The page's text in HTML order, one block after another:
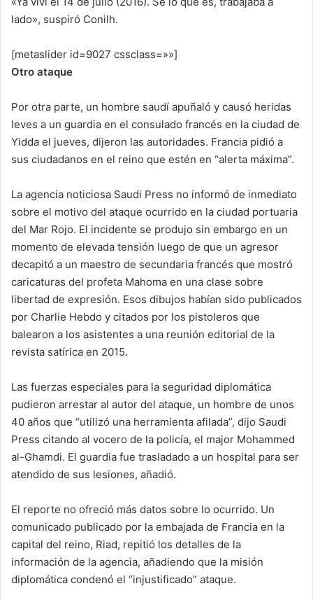
lado», suspiró Conilh.
[metaslider id=9027 cssclass=»»]
Otro ataque
Por otra parte, un hombre saudí apuñaló y causó heridas
leves a un guardia en el consulado francés en la ciudad de
Yidda el jueves, dijeron las autoridades. Francia pidió a
sus ciudadanos en el reino que estén en “alerta máxima”.
La agencia noticiosa Saudi Press no informó de inmediato
sobre el motivo del ataque ocurrido en la ciudad portuaria
del Mar Rojo. El incidente se produjo sin embargo en un
momento de elevada tensión luego de que un agresor
decapitó a un maestro de secundaria francés que mostró
caricaturas del profeta Mahoma en una clase sobre
libertad de expresión. Esos dibujos habían sido publicados
por Charlie Hebdo y citados por los pistoleros que
balearon a los asistentes a una reunión editorial de la
revista satírica en 2015.
Las fuerzas especiales para la seguridad diplomática
pudieron arrestar al autor del ataque, un hombre de unos
40 años que “utilizó una herramienta afilada”, dijo Saudi
Press citando al vocero de la policía, el major Mohammed
al-Ghamdi. El guardia fue trasladado a un hospital para ser
atendido de sus lesiones, añadió.
El reporte no ofreció más datos sobre lo ocurrido. Un
comunicado publicado por la embajada de Francia en la
capital del reino, Riad, repitió los detalles de la
información de la agencia, añadiendo que la misión
diplomática condenó el “injustificado” ataque.